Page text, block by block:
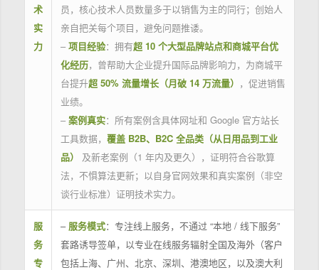
术
实
力
员，核心技术人员数量多于以销售为主的同行；创始人
亲自把关每个项目，避免问题推诿。
– 项目经验：拥有超 10 个大型品牌站点和商城平台优
化经历，曾帮助大企业提升国际品牌影响力，为商城平
台提升超 50% 流量增长（月破 14 万流量） ，促进销售
业绩。
– 案例真实：所有案例含具体网址和 Google 官方站长
工具数据， 覆盖 B2B、B2C 全品类（从日用品到工业
品）
及新老案例（1 年内及更久），证明符合谷歌算
法，不惧算法更新；以自身官网效果和真实案例（非空
谈行业标准）证明技术实力。
服
务
专
– 服务模式：专注线上服务，不通过 “本地 / 线下服务”
套路诱导签单，以专业在线服务辐射全国及海外（客户
包括上海、广州、北京、深圳、港澳地区，以及澳大利